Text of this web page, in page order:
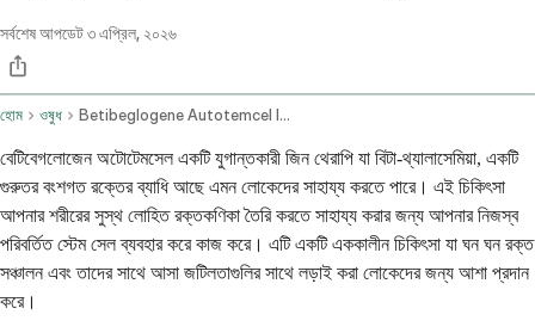
সর্বশেষ আপডেট৩ এপ্রিল, ২০২৬
হোম ওষুধ Betibeglogene Autotemcel Intravenous Route
বেটিবেগলোজেন অটোটেমসেল একটি যুগান্তকারী জিন থেরাপি যা বিটা-থ্যালাসেমিয়া, একটি
গুরুতর বংশগত রক্তের ব্যাধি আছে এমন লোকেদের সাহায্য করতে পারে। এই চিকিৎসা
আপনার শরীরের সুস্থ লোহিত রক্তকণিকা তৈরি করতে সাহায্য করার জন্য আপনার নিজস্ব
পরিবর্তিত স্টেম সেল ব্যবহার করে কাজ করে। এটি একটি এককালীন চিকিৎসা যা ঘন ঘন রক্ত
​​সঞ্চালন এবং তাদের সাথে আসা জটিলতাগুলির সাথে লড়াই করা লোকেদের জন্য আশা প্রদান
করে।